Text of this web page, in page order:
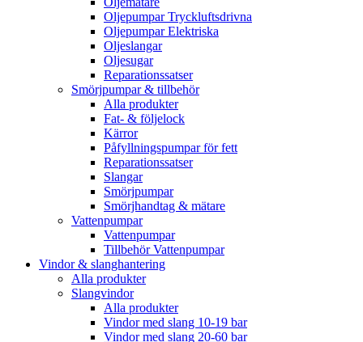
Oljepumpar Tryckluftsdrivna
Oljepumpar Elektriska
Oljeslangar
Oljesugar
Reparationssatser
Smörjpumpar & tillbehör
Alla produkter
Fat- & följelock
Kärror
Påfyllningspumpar för fett
Reparationssatser
Slangar
Smörjpumpar
Smörjhandtag & mätare
Vattenpumpar
Vattenpumpar
Tillbehör Vattenpumpar
Vindor & slanghantering
Alla produkter
Slangvindor
Alla produkter
Vindor med slang 10-19 bar
Vindor med slang 20-60 bar